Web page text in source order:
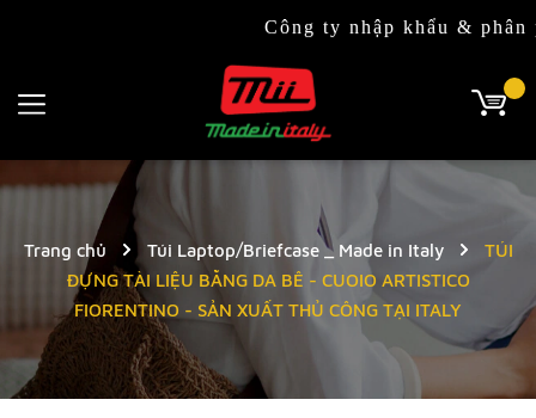
Công ty nhập khẩu & phân phối
Trang chủ Túi Laptop/Briefcase _ Made in Italy
TÚI
ĐỰNG TÀI LIỆU BẰNG DA BÊ - CUOIO ARTISTICO
FIORENTINO - SẢN XUẤT THỦ CÔNG TẠI ITALY